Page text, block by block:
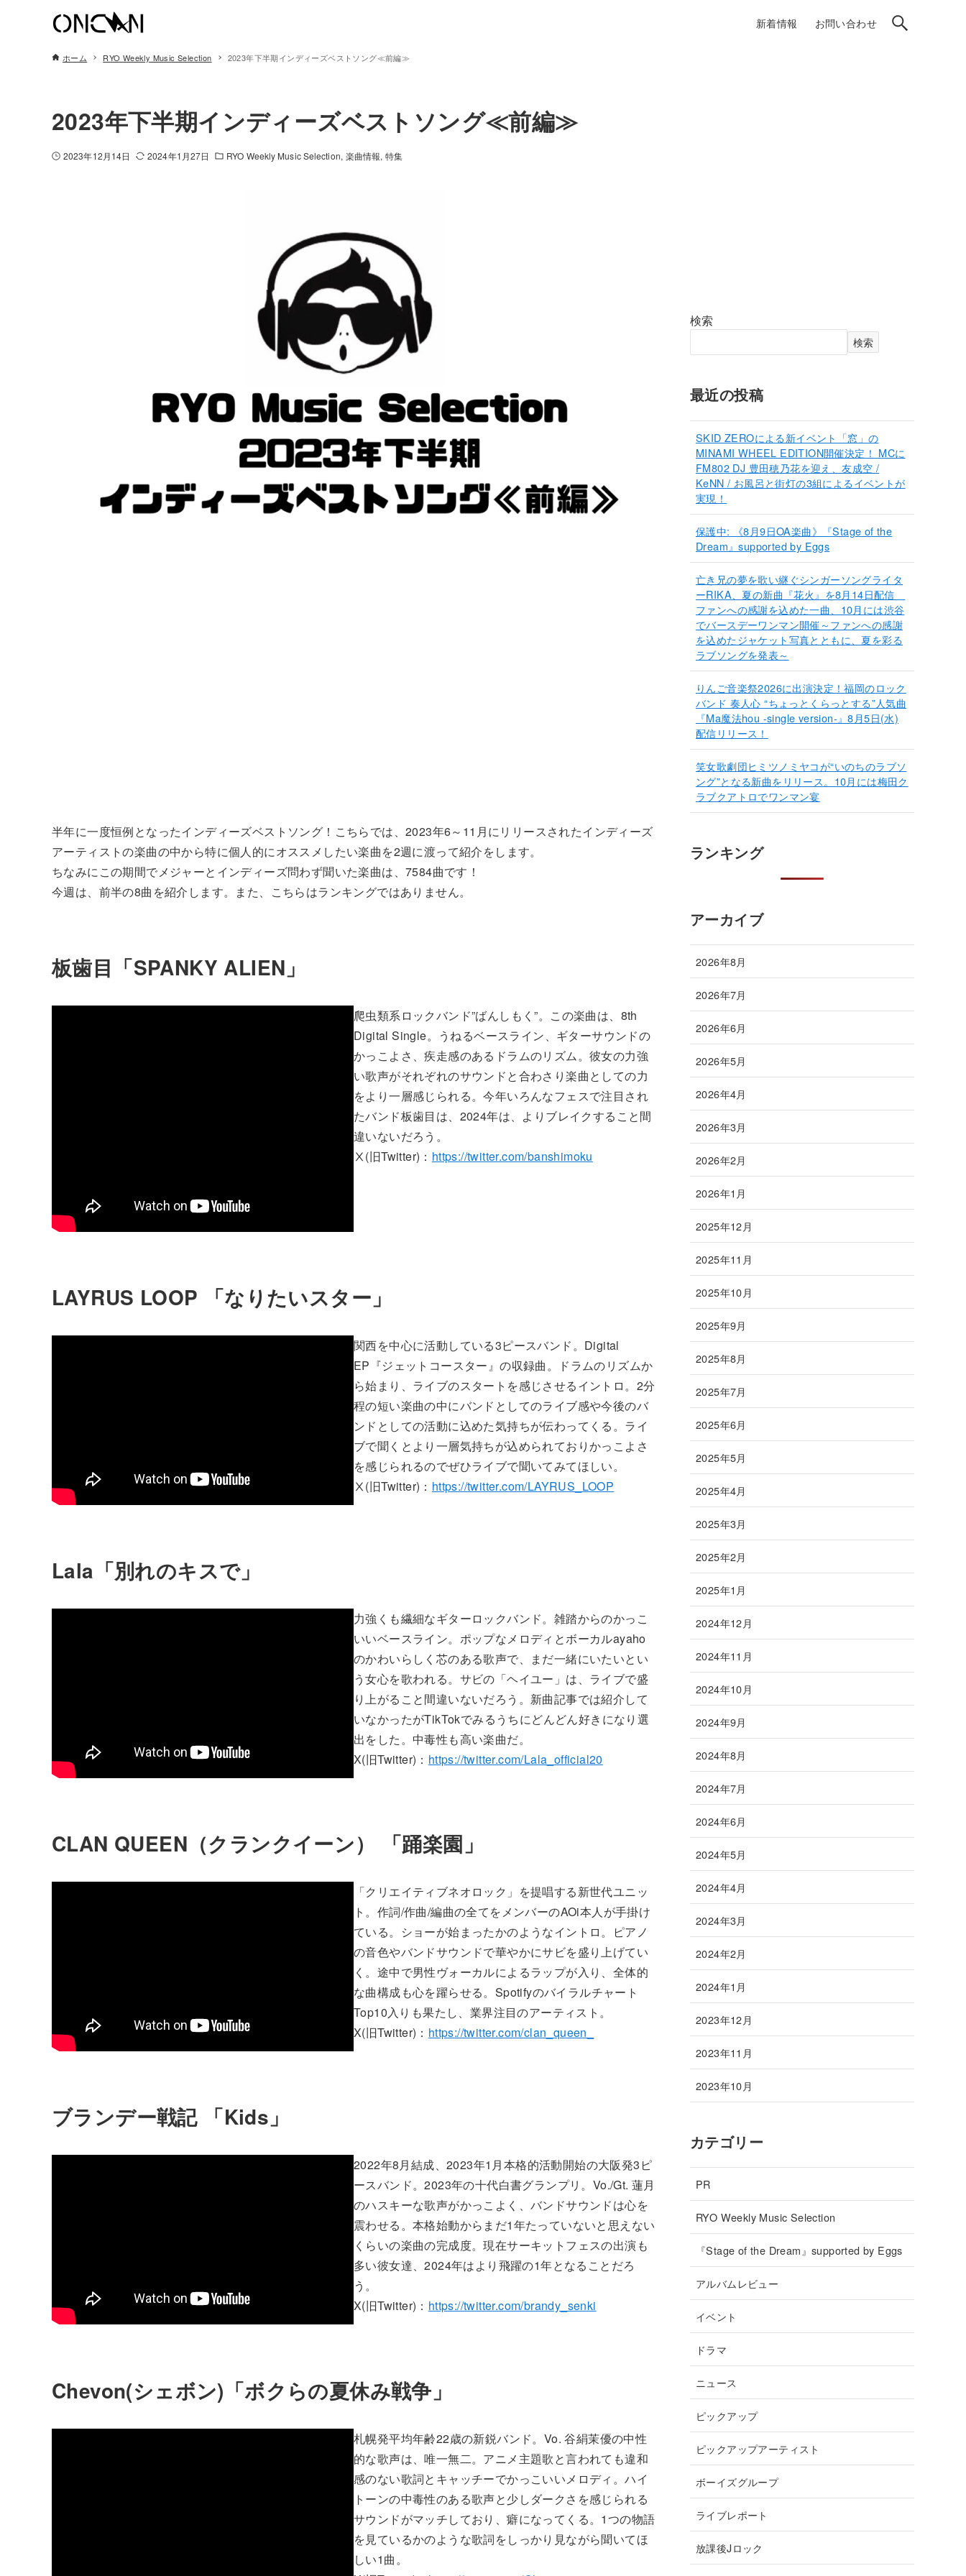
新着情報 お問い合わせ
ホーム RYO Weekly Music Selection 2023年下半期インディーズベストソング≪前編≫
2023年下半期インディーズベストソング≪前編≫
2023年12月14日 2024年1月27日 RYO Weekly Music Selection 楽曲情報 特集
半年に一度恒例となったインディーズベストソング！こちらでは、2023年6～11月にリリースされたインディーズ
アーティストの楽曲の中から特に個人的にオススメしたい楽曲を2週に渡って紹介をします。
ちなみにこの期間でメジャーとインディーズ問わず聞いた楽曲は、7584曲です！
今週は、前半の8曲を紹介します。また、こちらはランキングではありません。
板歯目「SPANKY ALIEN」
爬虫類系ロックバンド”ばんしもく”。この楽曲は、8th
Digital Single。うねるベースライン、ギターサウンドの
かっこよさ、疾走感のあるドラムのリズム。彼女の力強
い歌声がそれぞれのサウンドと合わさり楽曲としての力
をより一層感じられる。今年いろんなフェスで注目され
たバンド板歯目は、2024年は、よりブレイクすること間
違いないだろう。
Ⅹ(旧Twitter)： https://twitter.com/banshimoku
LAYRUS LOOP 「なりたいスター」
関西を中心に活動している3ピースバンド。Digital
EP『ジェットコースター』の収録曲。ドラムのリズムか
ら始まり、ライブのスタートを感じさせるイントロ。2分
程の短い楽曲の中にバンドとしてのライブ感や今後のバ
ンドとしての活動に込めた気持ちが伝わってくる。ライ
ブで聞くとより一層気持ちが込められておりかっこよさ
を感じられるのでぜひライブで聞いてみてほしい。
Ⅹ(旧Twitter)： https://twitter.com/LAYRUS_LOOP
Lala「別れのキスで」
力強くも繊細なギターロックバンド。雑踏からのかっこ
いいベースライン。ポップなメロディとボーカルayaho
のかわいらしく芯のある歌声で、まだ一緒にいたいとい
う女心を歌われる。サビの「ヘイユー」は、ライブで盛
り上がること間違いないだろう。新曲記事では紹介して
いなかったがTikTokでみるうちにどんどん好きになり選
出をした。中毒性も高い楽曲だ。
X(旧Twitter)： https://twitter.com/Lala_official20
CLAN QUEEN（クランクイーン） 「踊楽園」
「クリエイティブネオロック」を提唱する新世代ユニッ
ト。作詞/作曲/編曲の全てをメンバーのAOi本人が手掛け
ている。ショーが始まったかのようなイントロ。ピアノ
の音色やバンドサウンドで華やかにサビを盛り上げてい
く。途中で男性ヴォーカルによるラップが入り、全体的
な曲構成も心を躍らせる。Spotifyのバイラルチャート
Top10入りも果たし、業界注目のアーティスト。
X(旧Twitter)： https://twitter.com/clan_queen_
ブランデー戦記 「Kids」
2022年8月結成、2023年1月本格的活動開始の大阪発3ピ
ースバンド。2023年の十代白書グランプリ。Vo./Gt. 蓮月
のハスキーな歌声がかっこよく、バンドサウンドは心を
震わせる。本格始動からまだ1年たっていないと思えない
くらいの楽曲の完成度。現在サーキットフェスの出演も
多い彼女達、2024年はより飛躍の1年となることだろ
う。
X(旧Twitter)： https://twitter.com/brandy_senki
Chevon(シェボン)「ボクらの夏休み戦争」
札幌発平均年齢22歳の新鋭バンド。Vo. 谷絹茉優の中性
的な歌声は、唯一無二。アニメ主題歌と言われても違和
感のない歌詞とキャッチーでかっこいいメロディ。ハイ
トーンの中毒性のある歌声と少しダークさを感じられる
サウンドがマッチしており、癖になってくる。1つの物語
を見ているかのような歌詞をしっかり見ながら聞いてほ
しい1曲。
検索
検索
最近の投稿
SKID ZEROによる新イベント「窓」の
MINAMI WHEEL EDITION開催決定！ MCに
FM802 DJ 豊田穂乃花を迎え、友成空 /
KeNN / お風呂と街灯の3組によるイベントが
実現！
保護中: 《8月9日OA楽曲》『Stage of the
Dream』supported by Eggs
亡き兄の夢を歌い継ぐシンガーソングライタ
ーRIKA、夏の新曲『花火』を8月14日配信
ファンへの感謝を込めた一曲、10月には渋谷
でバースデーワンマン開催～ファンへの感謝
を込めたジャケット写真とともに、夏を彩る
ラブソングを発表～
りんご音楽祭2026に出演決定！福岡のロック
バンド 奏人心 “ちょっとくらっとする”人気曲
『Ma魔法hou -single version-』8月5日(水)
配信リリース！
笑女歌劇団ヒミツノミヤコが“いのちのラブソ
ング”となる新曲をリリース。10月には梅田ク
ラブクアトロでワンマン宴
ランキング
アーカイブ
2026年8月
2026年7月
2026年6月
2026年5月
2026年4月
2026年3月
2026年2月
2026年1月
2025年12月
2025年11月
2025年10月
2025年9月
2025年8月
2025年7月
2025年6月
2025年5月
2025年4月
2025年3月
2025年2月
2025年1月
2024年12月
2024年11月
2024年10月
2024年9月
2024年8月
2024年7月
2024年6月
2024年5月
2024年4月
2024年3月
2024年2月
2024年1月
2023年12月
2023年11月
2023年10月
カテゴリー
PR
RYO Weekly Music Selection
『Stage of the Dream』supported by Eggs
アルバムレビュー
イベント
ドラマ
ニュース
ピックアップ
ピックアップアーティスト
ボーイズグループ
ライブレポート
放課後Jロック